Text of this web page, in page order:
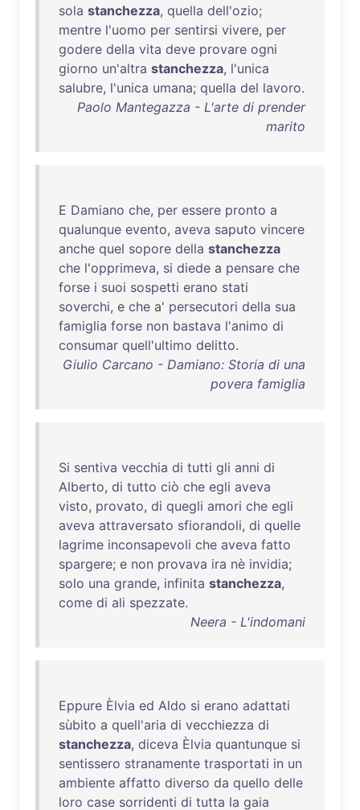
sola stanchezza, quella dell'ozio;
mentre l'uomo per sentirsi vivere, per
godere della vita deve provare ogni
giorno un'altra stanchezza, l'unica
salubre, l'unica umana; quella del lavoro.
Paolo Mantegazza - L'arte di prender
marito
E Damiano che, per essere pronto a
qualunque evento, aveva saputo vincere
anche quel sopore della stanchezza
che l'opprimeva, si diede a pensare che
forse i suoi sospetti erano stati
soverchi, e che a' persecutori della sua
famiglia forse non bastava l'animo di
consumar quell'ultimo delitto.
Giulio Carcano - Damiano: Storia di una
povera famiglia
Si sentiva vecchia di tutti gli anni di
Alberto, di tutto ciò che egli aveva
visto, provato, di quegli amori che egli
aveva attraversato sfiorandoli, di quelle
lagrime inconsapevoli che aveva fatto
spargere; e non provava ira nè invidia;
solo una grande, infinita stanchezza,
come di ali spezzate.
Neera - L'indomani
Eppure Èlvia ed Aldo si erano adattati
sùbito a quell'aria di vecchiezza di
stanchezza, diceva Èlvia quantunque si
sentissero stranamente trasportati in un
ambiente affatto diverso da quello delle
loro case sorridenti di tutta la gaia